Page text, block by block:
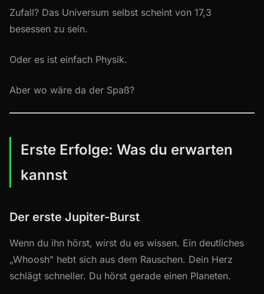
Zufall? Das Universum selbst scheint von 17,3
besessen zu sein.
Oder es ist einfach Physik.
Aber wo wäre da der Spaß?
Erste Erfolge: Was du erwarten
kannst
Der erste Jupiter-Burst
Wenn du ihn hörst, wirst du es wissen. Ein deutliches
„Whoosh" hebt sich aus dem Rauschen. Dein Herz
schlägt schneller. Du hörst gerade einen Planeten.